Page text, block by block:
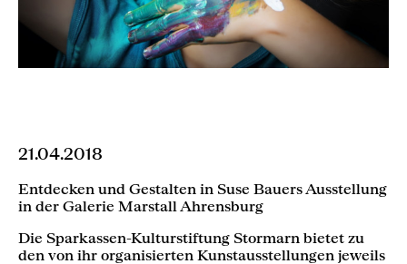
21.04.2018
Entdecken und Gestalten in Suse Bauers Ausstellung
in der Galerie Marstall Ahrensburg
Die Sparkassen-Kulturstiftung Stormarn bietet zu
den von ihr organisierten Kunstausstellungen jeweils